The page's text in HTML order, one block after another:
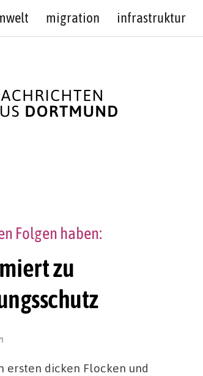
migration infrastruktur
zu
Folgen haben:
ersten dicken Flocken und